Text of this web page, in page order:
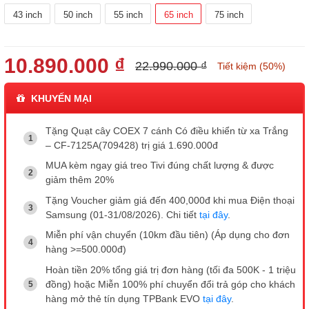
43 inch 50 inch 55 inch 65 inch 75 inch
10.890.000 ₫ 22.990.000 ₫ Tiết kiệm (50%)
KHUYẾN MẠI
Tặng Quạt cây COEX 7 cánh Có điều khiển từ xa Trắng
– CF-7125A(709428) trị giá 1.690.000đ
MUA kèm ngay giá treo Tivi đúng chất lượng & được
giảm thêm 20%
Tặng Voucher giảm giá đến 400,000đ khi mua Điện thoại
Samsung (01-31/08/2026). Chi tiết tại đây.
Miễn phí vận chuyển (10km đầu tiên) (Áp dụng cho đơn
hàng >=500.000đ)
Hoàn tiền 20% tổng giá trị đơn hàng (tối đa 500K - 1 triệu
đồng) hoặc Miễn 100% phí chuyển đổi trả góp cho khách
hàng mở thẻ tín dụng TPBank EVO tại đây.